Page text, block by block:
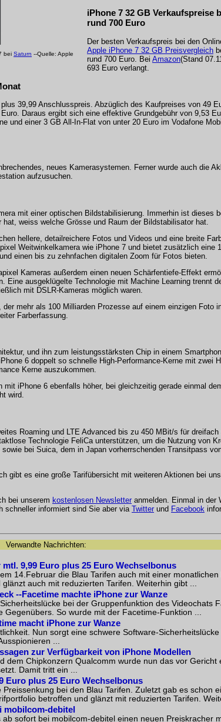
bei Saturn --Quelle: Apple
iPhone 7 32 GB Verkaufspreise
rund 700 Euro
Der besten Verkaufspreis bei den
Apple iPhone 7 32 GB Preisvergleich
rund 700 Euro. Bei Amazon(Stand
693 Euro verlangt.
39,99 Anschlusspreis. Abzüglich des Kaufpreises von 49
Daraus ergibt sich eine effektive Grundgebühr von 9,53
und einer 3 GB All-In-Flat von unter 20 Euro im Vodafone
neues Kamerasystemen. Ferner wurde auch die
aufzusuchen.
mit einer optischen Bildstabilisierung. Immerhin ist dieses
weiss welche Grösse und Raum der Bildstabilisator hat.
hellere, detailreichere Fotos und Videos und eine breite
Weitwinkelkamera wie iPhone 7 und bietet zusätzlich eine
einen bis zu zehnfachen digitalen Zoom für Fotos bieten.
Kameras außerdem einen neuen Schärfentiefe-Effekt
ausgeklügelte Technologie mit Machine Learning trennt
mit DSLR-Kameras möglich waren.
mehr als 100 Milliarden Prozesse auf einem einzigen Foto
Farberfassung.
und ihn zum leistungsstärksten Chip in einem
6 doppelt so schnelle High-Performance-Kerne mit zwei
Kerne auszukommen.
iPhone 6 ebenfalls höher, bei gleichzeitig gerade einmal
wird.
Roaming und LTE Advanced bis zu 450 MBit/s für
Technologie FeliCa unterstützen, um die Nutzung von
bei Suica, dem in Japan vorherrschenden Transitpass
gibt es eine große Tarifübersicht mit weiteren Aktionen bei
bei unserem kostenlosen Newsletter anmelden. Einmal in der
schneller informiert sind Sie aber via Twitter und Facebook
Verwandte Nachrichten:
9,99 Euro plus 25 Euro Wechselbonus
14.Februar die Blau Tarifen auch mit einer monatlichen
auch mit reduzierten Tarifen. Weiterhin gibt ...
--Facetime machte iPhone zur Wanze
bei der Gruppenfunktion des Videochats
Gegenübers. So wurde mit der Facetime-Funktion
macht iPhone zur Wanze
Nun sorgt eine schwere Software-
...
zur Verfügbarkeit von iPhone Modellen
dem Chipkonzern Qualcomm wurde nun das vor Gericht
Damit tritt ein ...
Euro plus 25 Euro Wechselbonus
bei den Blau Tarifen. Zuletzt gab es schon
betroffen und glänzt mit reduzierten Tarifen.
mobilcom-debitel
sofort bei mobilcom-debitel einen neuen Preiskracher